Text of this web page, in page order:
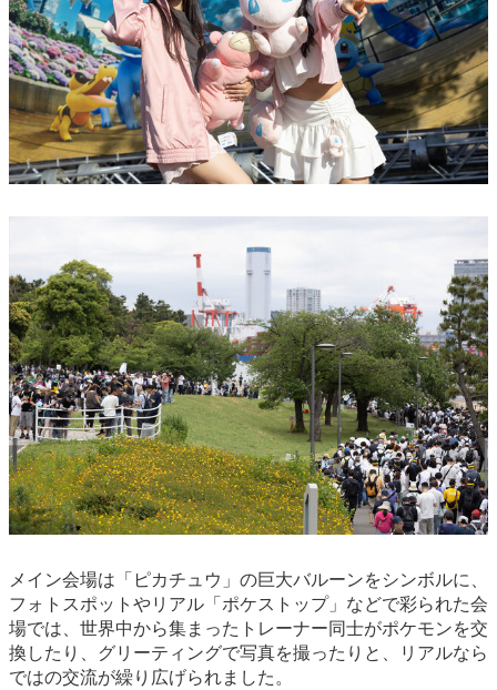
メイン会場は「ピカチュウ」の巨大バルーンをシンボルに、
フォトスポットやリアル「ポケストップ」などで彩られた会
場では、世界中から集まったトレーナー同士がポケモンを交
換したり、グリーティングで写真を撮ったりと、リアルなら
ではの交流が繰り広げられました。